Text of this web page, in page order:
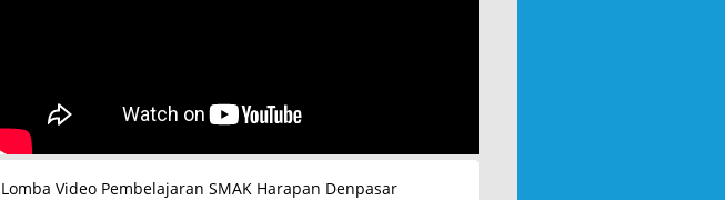
Lomba Video Pembelajaran SMAK Harapan Denpasar